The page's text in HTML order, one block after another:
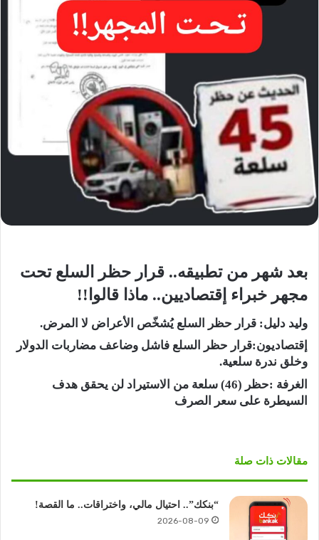
بعد شهر من تطبيقه.. قرار حظر السلع تحت
مجهر خبراء إقتصاديين.. ماذا قالوا!!
وليد دليل: قرار حظر السلع يُشخّص الأعراض لا المرض.
إقتصاديون:قرار حظر السلع فاشل وضاعف مضاربات الدولار
وخلق ندرة سلعية.
الغرفة :حظر (46) سلعة من الاستيراد لن يحقق هدف
السيطرة على سعر الصرف
مقالات ذات صلة
“بنكك”.. احتيال مالي، واختراقات.. ما القصة!
2026-08-09